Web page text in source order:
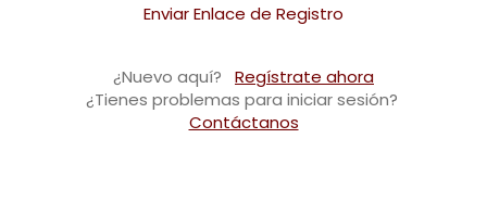
Enviar Enlace de Registro
¿Nuevo aquí?
Regístrate ahora
¿Tienes problemas para iniciar sesión?
Contáctanos